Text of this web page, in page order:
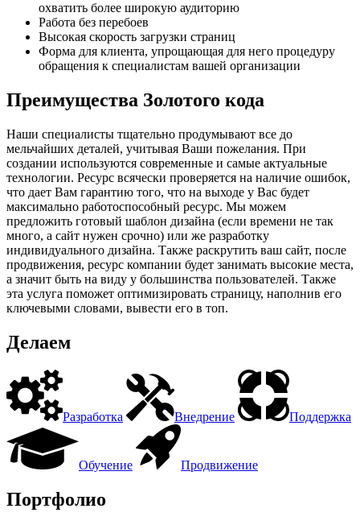
охватить более широкую аудиторию
Работа без перебоев
Высокая скорость загрузки страниц
Форма для клиента, упрощающая для него процедуру
обращения к специалистам вашей организации
Преимущества Золотого кода
Наши специалисты тщательно продумывают все до
мельчайших деталей, учитывая Ваши пожелания. При
создании используются современные и самые актуальные
технологии. Ресурс всячески проверяется на наличие ошибок,
что дает Вам гарантию того, что на выходе у Вас будет
максимально работоспособный ресурс. Мы можем
предложить готовый шаблон дизайна (если времени не так
много, а сайт нужен срочно) или же разработку
индивидуального дизайна. Также раскрутить ваш сайт, после
продвижения, ресурс компании будет занимать высокие места,
а значит быть на виду у большинства пользователей. Также
эта услуга поможет оптимизировать страницу, наполнив его
ключевыми словами, вывести его в топ.
Делаем
Разработка Внедрение Поддержка
Обучение Продвижение
Портфолио